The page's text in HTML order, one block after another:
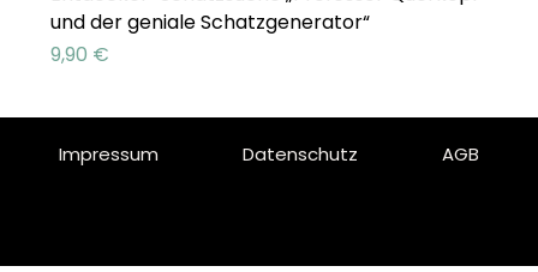
und der geniale Schatzgenerator“
Preis
9,90 €
Impressum Datenschutz AGB